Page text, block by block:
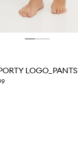
LOGO_PANTS